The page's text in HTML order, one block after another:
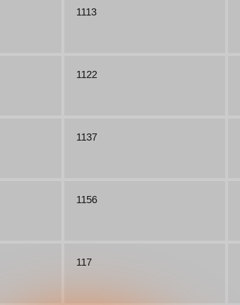
1113
1122
1137
1156
117